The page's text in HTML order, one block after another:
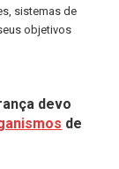
sistemas de
objetivos
devo
de